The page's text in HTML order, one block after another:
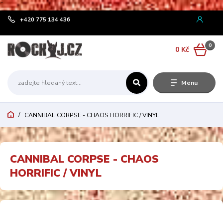
¨
Menu
+420 775 134 436
0
0 Kč
CANNIBAL CORPSE - CHAOS HORRIFIC / VINYL
CANNIBAL CORPSE - CHAOS
HORRIFIC / VINYL